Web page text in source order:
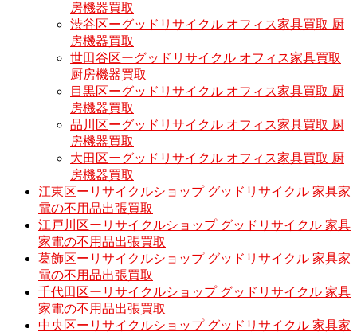
房機器買取
渋谷区ーグッドリサイクル オフィス家具買取 厨
房機器買取
世田谷区ーグッドリサイクル オフィス家具買取
厨房機器買取
目黒区ーグッドリサイクル オフィス家具買取 厨
房機器買取
品川区ーグッドリサイクル オフィス家具買取 厨
房機器買取
大田区ーグッドリサイクル オフィス家具買取 厨
房機器買取
江東区ーリサイクルショップ グッドリサイクル 家具家
電の不用品出張買取
江戸川区ーリサイクルショップ グッドリサイクル 家具
家電の不用品出張買取
葛飾区ーリサイクルショップ グッドリサイクル 家具家
電の不用品出張買取
千代田区ーリサイクルショップ グッドリサイクル 家具
家電の不用品出張買取
中央区ーリサイクルショップ グッドリサイクル 家具家